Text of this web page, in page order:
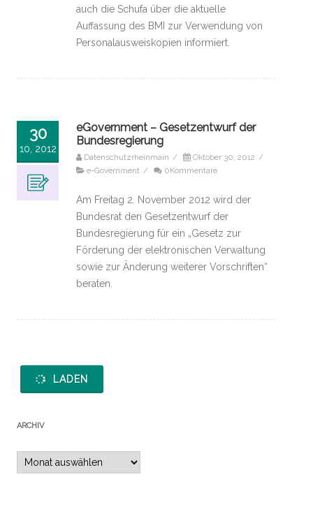
auch die Schufa über die aktuelle
Auffassung des BMI zur Verwendung von
Personalausweiskopien informiert.
30
10, 2012
eGovernment – Gesetzentwurf der
Bundesregierung
Datenschutzrheinmain / Oktober 30, 2012 /
e-Government / 0Kommentare
Am Freitag 2. November 2012 wird der
Bundesrat den Gesetzentwurf der
Bundesregierung für ein „Gesetz zur
Förderung der elektronischen Verwaltung
sowie zur Änderung weiterer Vorschriften“
beraten.
LADEN
ARCHIV